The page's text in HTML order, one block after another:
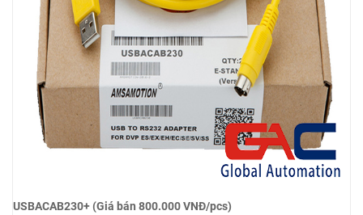
USBACAB230+ (Giá bán 800.000 VNĐ/pcs)